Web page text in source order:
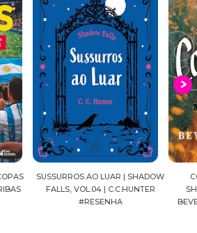
SUSSURROS AO LUAR | SHADOW
FALLS, VOL.04 | C.C.HUNTER
#RESENHA